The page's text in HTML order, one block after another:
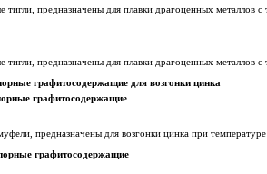
тигли, предназначены для плавки драгоценных
тигли, предназначены для плавки драгоценных металлов
графитосодержащие для возгонки цинка
графитосодержащие
предназначены для возгонки цинка при
графитосодержащие